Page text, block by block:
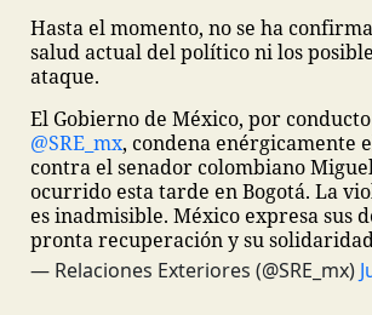
Hasta el momento, no se ha
salud actual del político ni los
ataque.
El Gobierno de México, por
@SRE_mx, condena enérgicamente
contra el senador colombiano
ocurrido esta tarde en Bogotá. La
es inadmisible. México expresa sus
pronta recuperación y su
— Relaciones Exteriores (@SRE_mx)